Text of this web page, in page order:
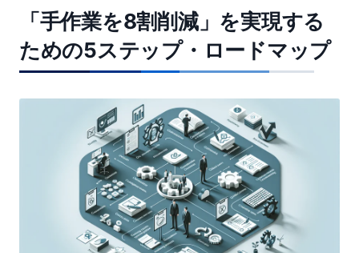
「手作業を8割削減」を実現する
ための5ステップ・ロードマップ